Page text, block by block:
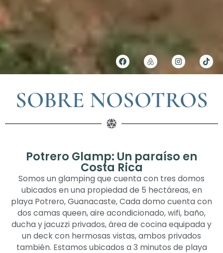
SOBRE NOSOTROS
Potrero Glamp: Un paraíso en
Costa Rica
Somos un glamping que cuenta con tres domos
ubicados en una propiedad de 5 hectáreas, en
playa Potrero, Guanacaste, Cada domo cuenta con
dos camas queen, aire acondicionado, wifi, baño,
ducha y jacuzzi privados, área de cocina equipada y
un deck con hermosas vistas, ambos privados
también. Estamos ubicados a 3 minutos de playa